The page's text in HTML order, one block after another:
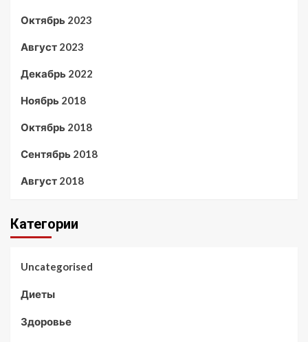
Октябрь 2023
Август 2023
Декабрь 2022
Ноябрь 2018
Октябрь 2018
Сентябрь 2018
Август 2018
Категории
Uncategorised
Диеты
Здоровье